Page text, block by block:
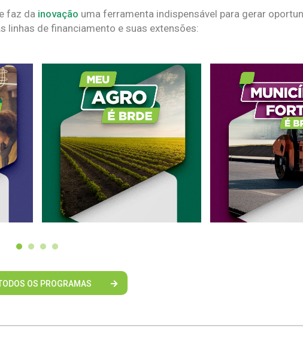
e faz da inovação uma ferramenta indispensável para gerar
linhas de financiamento e suas extensões:
OS PROGRAMAS